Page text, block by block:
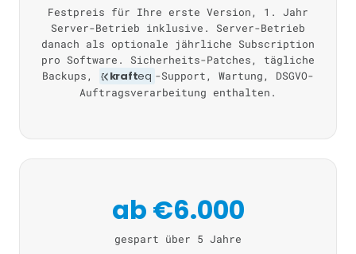
Festpreis für Ihre erste Version, 1. Jahr
Server-Betrieb inklusive. Server-Betrieb
danach als optionale jährliche Subscription
pro Software. Sicherheits-Patches, tägliche
Backups,
krafteq -Support, Wartung, DSGVO-
Auftragsverarbeitung enthalten.
ab €6.000
gespart über 5 Jahre